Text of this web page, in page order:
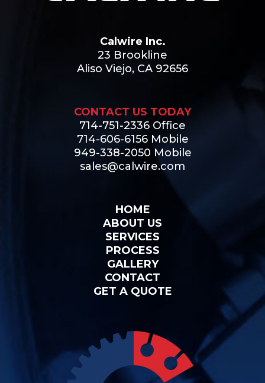
Calwire Inc.
23 Brookline
Aliso Viejo, CA 92656
CONTACT US TODAY
714-751-2336 Office
714-606-6156 Mobile
949-338-2050 Mobile
sales@calwire.com
HOME
ABOUT US
SERVICES
PROCESS
GALLERY
CONTACT
GET A QUOTE